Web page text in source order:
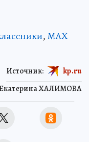
,MAX
ХАЛИМОВА
Источник: kp.ru